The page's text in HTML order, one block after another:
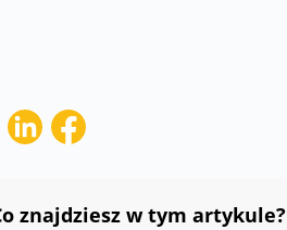
znajdziesz w tym artykule?